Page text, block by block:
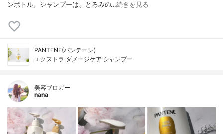
ンボトル。シャンプーは、とろみの…続きを見る
PANTENE(パンテーン)
エクストラ ダメージケア シャンプー
美容ブロガー
nana